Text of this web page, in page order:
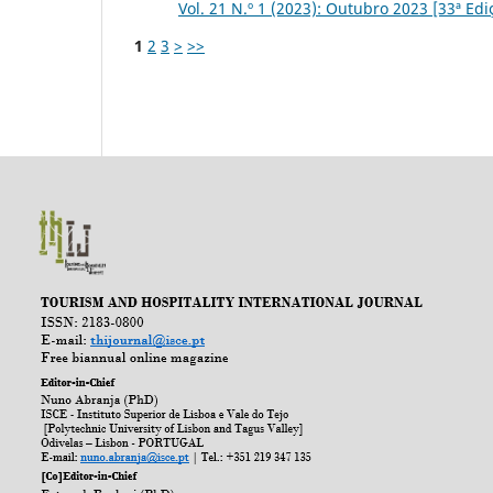
Vol. 21 N.º 1 (2023): Outubro 2023 [33ª
1 2 3 > >>